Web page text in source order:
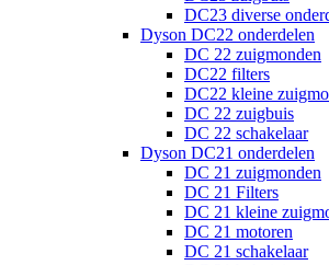
DC23 diverse
Dyson DC22 onderdelen
DC 22 zuigmonden
DC22 filters
DC22 kleine
DC 22 zuigbuis
DC 22 schakelaar
Dyson DC21 onderdelen
DC 21 zuigmonden
DC 21 Filters
DC 21 kleine
DC 21 motoren
DC 21 schakelaar